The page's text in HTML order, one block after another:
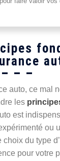
auto, ce mal
les
est
ou
choix du type
pour votre